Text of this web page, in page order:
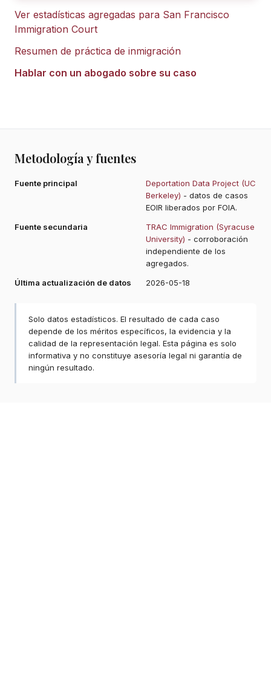
Ver estadísticas agregadas para San Francisco
Immigration Court
Resumen de práctica de inmigración
Hablar con un abogado sobre su caso
Metodología y fuentes
Fuente principal
Deportation Data Project (UC
Berkeley) - datos de casos
EOIR liberados por FOIA.
Fuente secundaria
TRAC Immigration (Syracuse
University) - corroboración
independiente de los
agregados.
Última actualización de datos
2026-05-18
Solo datos estadísticos. El resultado de cada caso
depende de los méritos específicos, la evidencia y la
calidad de la representación legal. Esta página es solo
informativa y no constituye asesoría legal ni garantía de
ningún resultado.